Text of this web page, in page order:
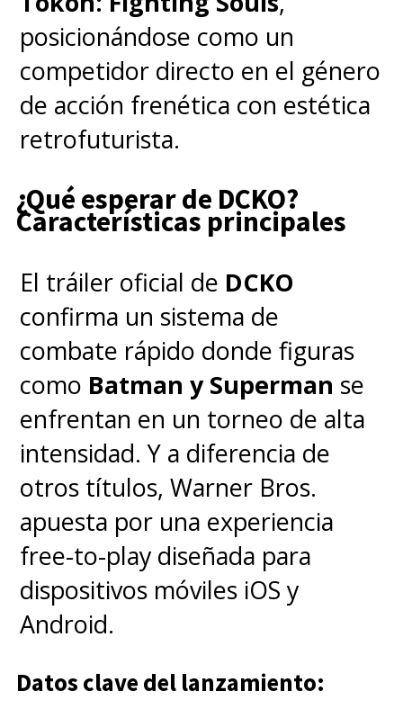
trasel resultado del juicio por
difamación que enfrentó a la
actriz con su ex
esposoJohnny Depp
prácticamente ausente al
salir apenas unos segundos.
También vuelvenNicole
Kidmancomo "Atlanna",Dolph
Lundgrencomo el "Rey
Nereus" y Randall Park como el
"Dr. Stephen Shin".
El título de la secuela nos
anticipa la exploración del
Reino Perdido, uno de los
Siete Reinos de Atlantis, el
se desconoce dónde se
posicionándose como un
competidor directo en el género
de acción frenética con estética
retrofuturista.
¿Qué esperar de DCKO?
Características principales
El tráiler oficial de DCKO
confirma un sistema de
combate rápido donde figuras
como Batman y Superman se
enfrentan en un torneo de alta
intensidad. Y a diferencia de
otros títulos, Warner Bros.
apuesta por una experiencia
free-to-play diseñada para
dispositivos móviles iOS y
Android.
Datos clave del lanzamiento: